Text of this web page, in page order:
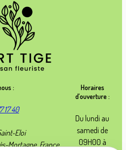
:
17 40
Eloi
Mortagne, France
Horaires
d’ouverture :
Du lundi au
samedi de
09H00 à